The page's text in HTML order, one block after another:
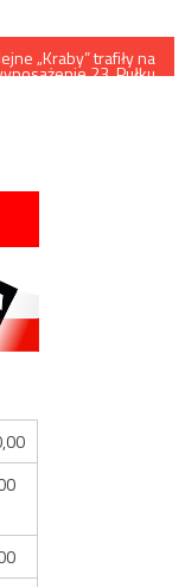
„Kraby” trafiły na
23. Pułku